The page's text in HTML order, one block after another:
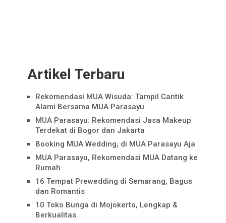
Artikel Terbaru
Rekomendasi MUA Wisuda: Tampil Cantik
Alami Bersama MUA Parasayu
MUA Parasayu: Rekomendasi Jasa Makeup
Terdekat di Bogor dan Jakarta
Booking MUA Wedding, di MUA Parasayu Aja
MUA Parasayu, Rekomendasi MUA Datang ke
Rumah
16 Tempat Prewedding di Semarang, Bagus
dan Romantis
10 Toko Bunga di Mojokerto, Lengkap &
Berkualitas